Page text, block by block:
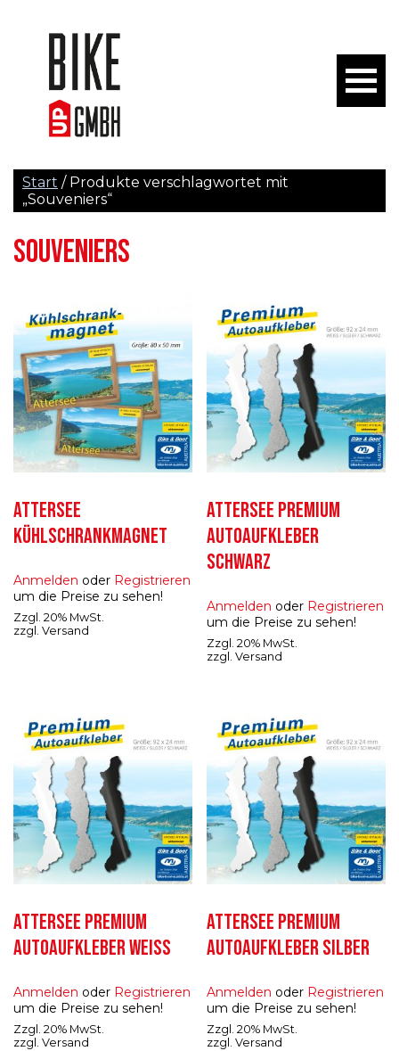
Start / Produkte verschlagwortet mit
„Souveniers“
SOUVENIERS
ATTERSEE
KÜHLSCHRANKMAGNET
Anmelden oder Registrieren
um die Preise zu sehen!
Zzgl. 20% MwSt.
zzgl. Versand
ATTERSEE PREMIUM
AUTOAUFKLEBER
SCHWARZ
Anmelden oder Registrieren
um die Preise zu sehen!
Zzgl. 20% MwSt.
zzgl.Versand
ATTERSEE PREMIUM
AUTOAUFKLEBER WEISS
Anmelden oder Registrieren
um die Preise zu sehen!
Zzgl. 20% MwSt.
zzgl. Versand
ATTERSEE PREMIUM
AUTOAUFKLEBER SILBER
Anmelden oder Registrieren
um die Preise zu sehen!
Zzgl. 20% MwSt.
zzgl.Versand